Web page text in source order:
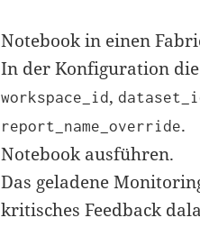
Notebook in einen
In der Konfiguration
workspace_id,
report_name_override.
Notebook ausführen.
Das geladene
kritisches Feedback